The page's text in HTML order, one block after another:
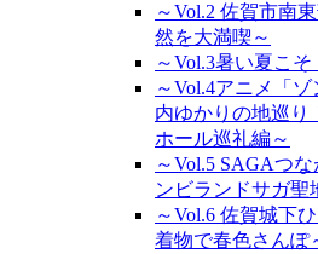
～Vol.2 佐賀市南
然を大満喫～
～Vol.3暑い夏こ
～Vol.4アニメ「
内ゆかりの地巡り
ホール巡礼編～
～Vol.5 SAGAつ
ンビランドサガ聖
～Vol.6 佐賀城下
着物で春色さんぽ